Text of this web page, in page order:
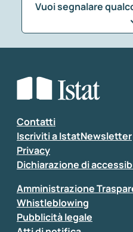
Vuoi segnalare
Seleziona la tipologia
Inserisci il tuo commento
Contatti
Iscriviti a IstatNewsletter
Privacy
Dichiarazione di
Amministrazione
Whistleblowing
Pubblicità legale